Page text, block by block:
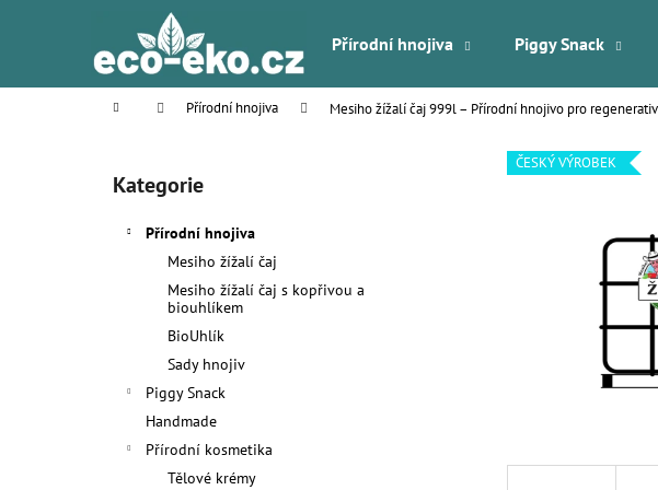
Přírodní hnojiva Piggy Snack
Domů Přírodní hnojiva Mesiho žížalí čaj 999l – Přírodní hnojivo pro
Přeskočit
kategorie
Kategorie
Přírodní hnojiva
Mesiho žížalí čaj
Mesiho žížalí čaj s kopřivou a
biouhlíkem
BioUhlík
Sady hnojiv
Piggy Snack
Handmade
Přírodní kosmetika
Tělové krémy
ČESKÝ VÝROBEK
í
Zpět
do
Zpět
do
Co